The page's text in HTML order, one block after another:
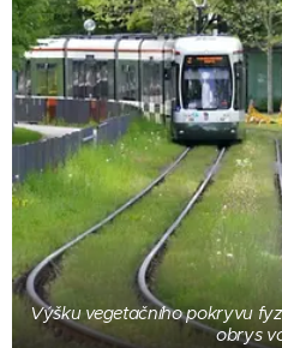
Výšku vegetačního pokryvu
obrys